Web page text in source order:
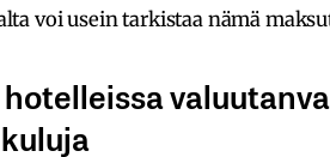
voi usein tarkistaa nämä